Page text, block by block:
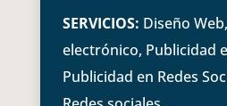
SERVICIOS: Diseño
electrónico, Publicidad
Publicidad en Redes